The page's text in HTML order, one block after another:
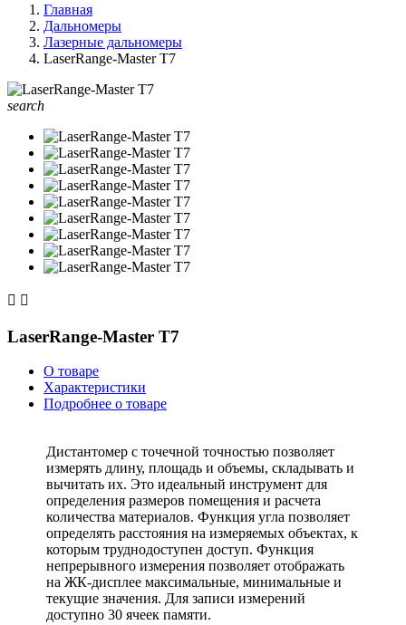
Главная
Дальномеры
Лазерные дальномеры
LaserRange-Master T7
search
 
LaserRange-Master T7
О товаре
Характеристики
Подробнее о товаре
Дистантомер с точечной точностью позволяет
измерять длину, площадь и объемы, складывать и
вычитать их. Это идеальный инструмент для
определения размеров помещения и расчета
количества материалов. Функция угла позволяет
определять расстояния на измеряемых объектах, к
которым труднодоступен доступ. Функция
непрерывного измерения позволяет отображать
на ЖК-дисплее максимальные, минимальные и
текущие значения. Для записи измерений
доступно 30 ячеек памяти.